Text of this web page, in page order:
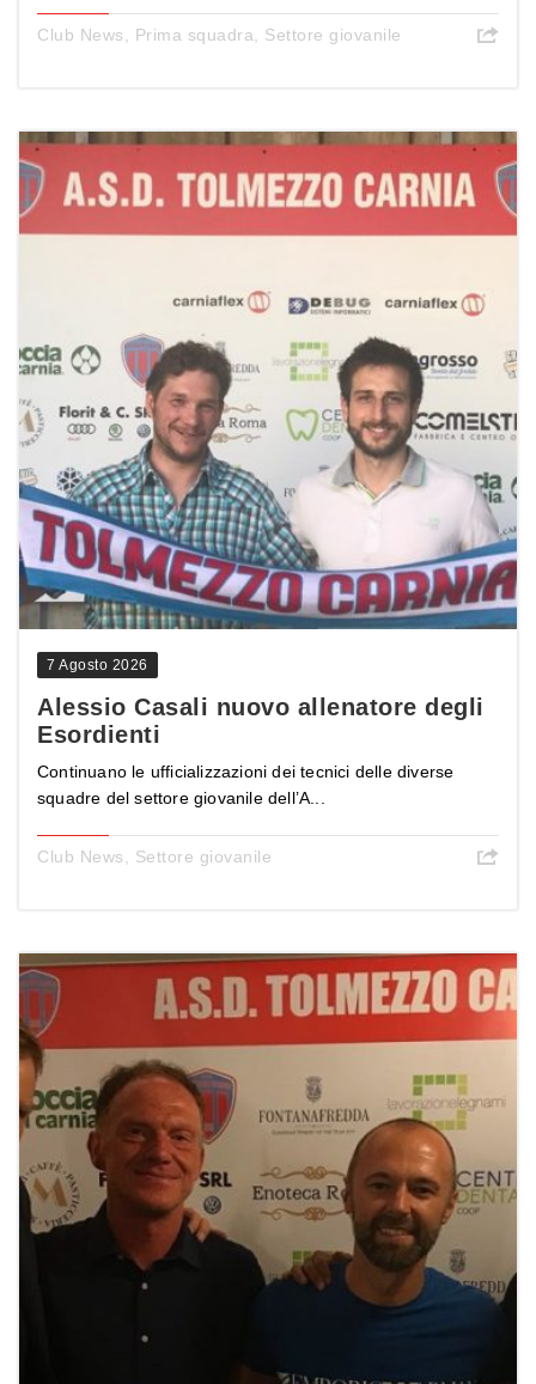
Club News, Prima squadra, Settore giovanile
7 Agosto 2026
Alessio Casali nuovo allenatore degli
Esordienti
Continuano le ufficializzazioni dei tecnici delle diverse
squadre del settore giovanile dell’A...
Club News, Settore giovanile